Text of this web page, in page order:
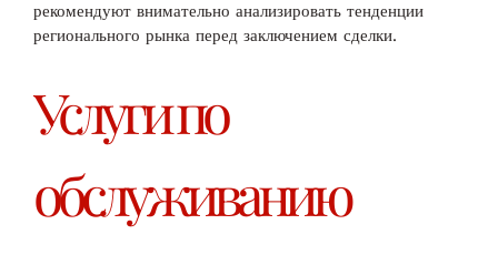
рекомендуют внимательно анализировать тенденции
регионального рынка перед заключением сделки.
Услуги по
обслуживанию